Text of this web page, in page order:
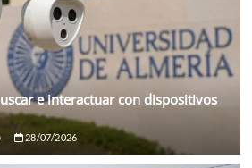
e interactuar con dispositivos
28/07/2026